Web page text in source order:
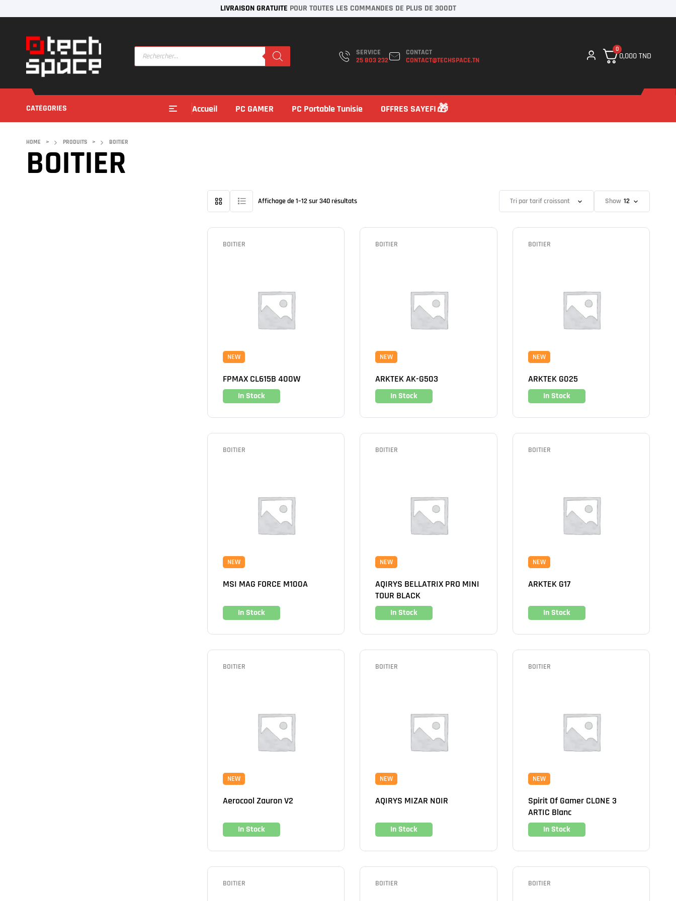
LIVRAISON GRATUITE POUR TOUTES LES COMMANDES DE PLUS DE 300DT
SERVICE
25 803 232
CONTACT
CONTACT@TECHSPACE.TN
0
0,000TND
CATÉGORIES Accueil PC GAMER PC Portable Tunisie OFFRES SAYEFI
HOME > PRODUITS > BOITIER
BOITIER
Affichage de 1–12 sur 340 résultats Show
BOITIER
NEW
FPMAX CL615B 400W
In Stock
BOITIER
NEW
ARKTEK AK-G503
In Stock
BOITIER
NEW
ARKTEK G025
In Stock
BOITIER
NEW
MSI MAG FORCE M100A
In Stock
BOITIER
NEW
AQIRYS BELLATRIX PRO MINI
TOUR BLACK
In Stock
BOITIER
NEW
ARKTEK G17
In Stock
BOITIER
NEW
Aerocool Zauron V2
In Stock
BOITIER
NEW
AQIRYS MIZAR NOIR
In Stock
BOITIER
NEW
Spirit Of Gamer CLONE 3
ARTIC Blanc
In Stock
BOITIER BOITIER BOITIER